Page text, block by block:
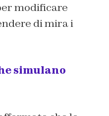
modificare
di mira i
simulano